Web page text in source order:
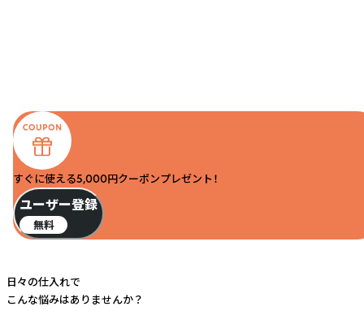
すぐに使える5,000円クーポンプレゼント！
ユーザー登録
無料
日々の仕入れで
こんな悩みはありませんか？